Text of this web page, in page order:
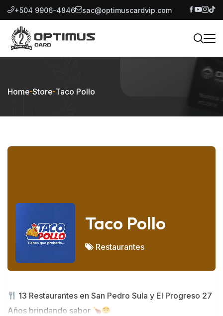
+504 9906-4846 sac@optimuscardvip.com
Home Store Taco Pollo
Taco Pollo
Restaurantes
13 Restaurantes en San Pedro Sula y El Progreso 27
Años brindando sabor